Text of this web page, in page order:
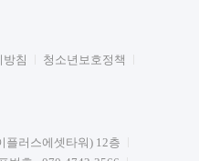
방침
청소년보호정책
플러스에셋타워) 12층